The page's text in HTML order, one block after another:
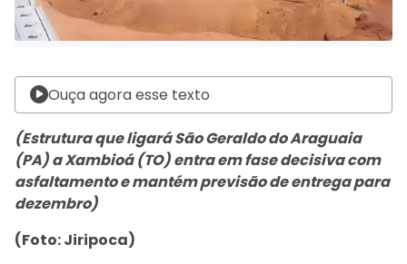
Ouça agora esse texto
(Estrutura que ligará São Geraldo do Araguaia
(PA) a Xambioá (TO) entra em fase decisiva com
asfaltamento e mantém previsão de entrega para
dezembro)
(Foto: Jiripoca)